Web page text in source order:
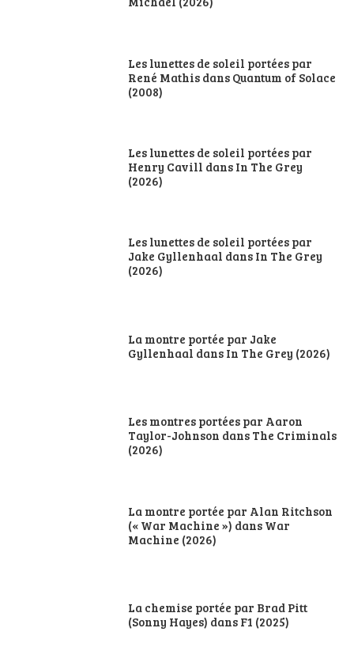
Les lunettes de soleil portées par
René Mathis dans Quantum of Solace
(2008)
Les lunettes de soleil portées par
Henry Cavill dans In The Grey
(2026)
Les lunettes de soleil portées par
Jake Gyllenhaal dans In The Grey
(2026)
La montre portée par Jake
Gyllenhaal dans In The Grey (2026)
Les montres portées par Aaron
Taylor-Johnson dans The Criminals
(2026)
La montre portée par Alan Ritchson
(« War Machine ») dans War
Machine (2026)
La chemise portée par Brad Pitt
(Sonny Hayes) dans F1 (2025)